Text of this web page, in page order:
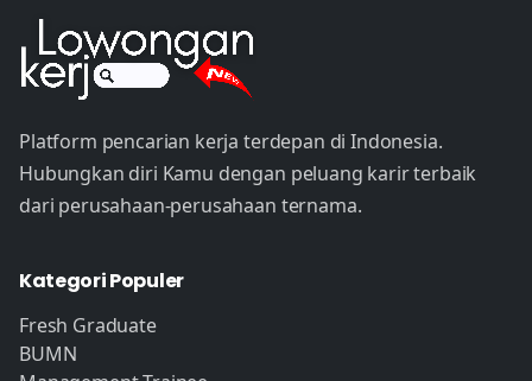
Platform pencarian kerja terdepan di Indonesia.
Hubungkan diri Kamu dengan peluang karir terbaik
dari perusahaan-perusahaan ternama.
Kategori Populer
Fresh Graduate
BUMN